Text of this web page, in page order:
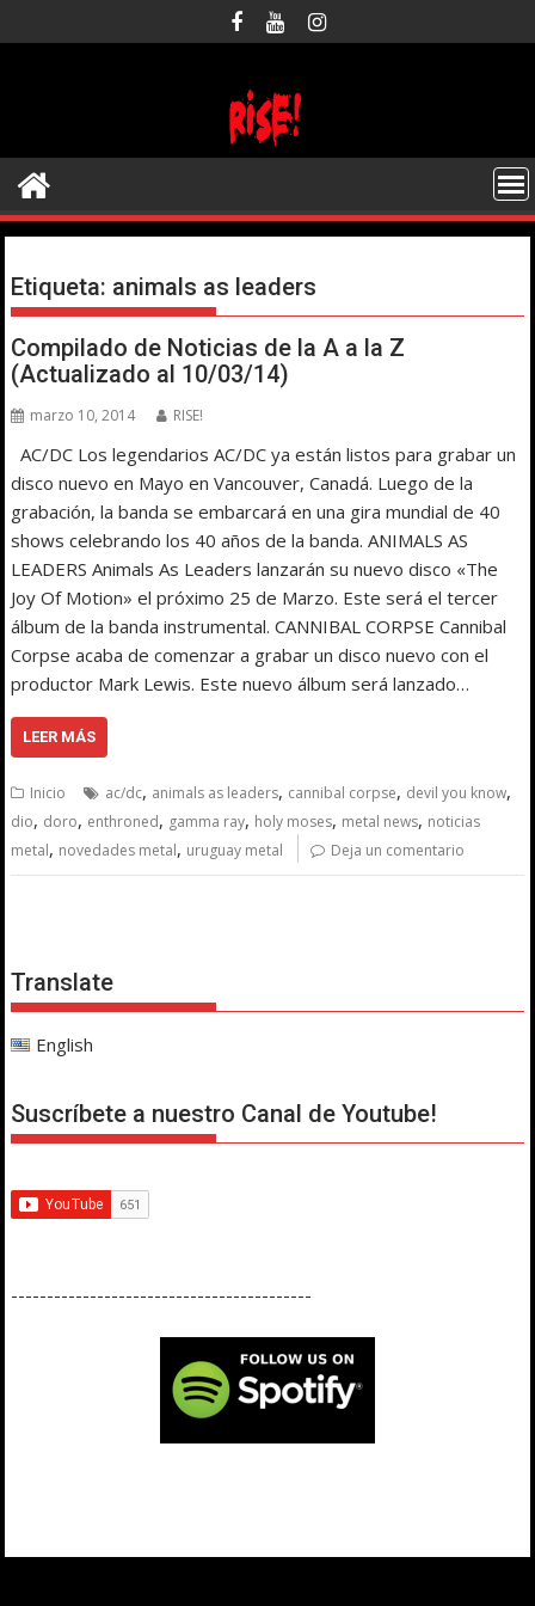
al
Etiqueta: animals as leaders
Compilado de Noticias de la A a la Z
(Actualizado al 10/03/14)
marzo 10, 2014 RISE!
AC/DC Los legendarios AC/DC ya están listos para grabar un
disco nuevo en Mayo en Vancouver, Canadá. Luego de la
grabación, la banda se embarcará en una gira mundial de 40
shows celebrando los 40 años de la banda. ANIMALS AS
LEADERS Animals As Leaders lanzarán su nuevo disco «The
Joy Of Motion» el próximo 25 de Marzo. Este será el tercer
álbum de la banda instrumental. CANNIBAL CORPSE Cannibal
Corpse acaba de comenzar a grabar un disco nuevo con el
productor Mark Lewis. Este nuevo álbum será lanzado…
LEER MÁS
Inicio ac/dc, animals as leaders, cannibal corpse, devil you know,
dio, doro, enthroned, gamma ray, holy moses, metal news, noticias
metal, novedades metal, uruguay metal Deja un comentario
Translate
English
Suscríbete a nuestro Canal de Youtube!
------------------------------------------